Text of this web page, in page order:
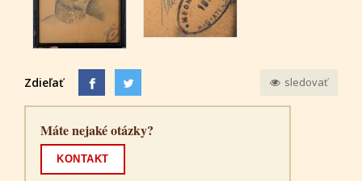
Zdieľať sledovať
Máte nejaké otázky?
KONTAKT